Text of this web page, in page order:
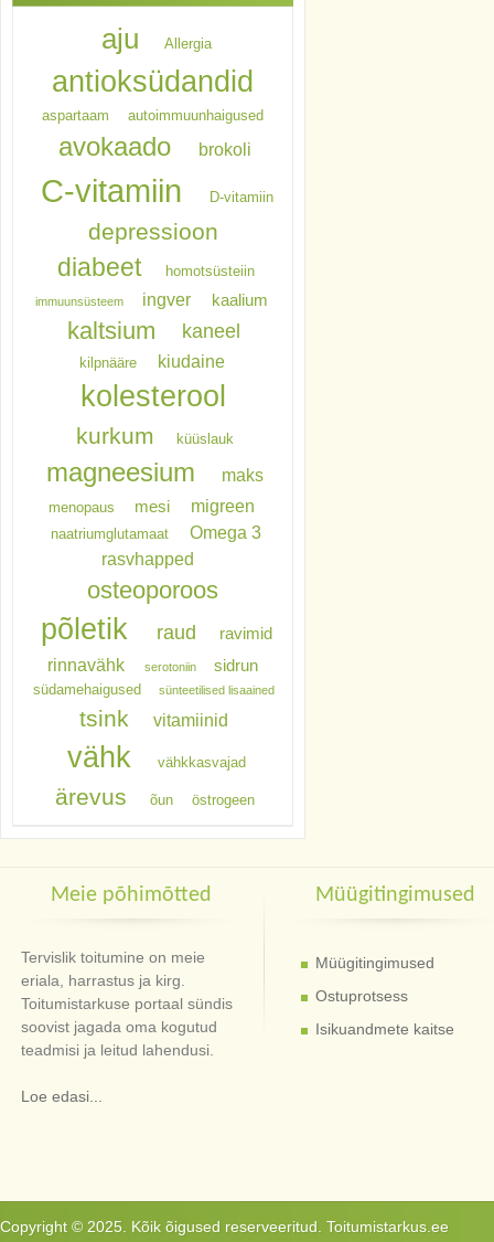
aju Allergia
antioksüdandid
aspartaam autoimmuunhaigused
avokaado brokoli
C-vitamiin D-vitamiin
depressioon
diabeet homotsüsteiin
immuunsüsteem ingver kaalium
kaltsium kaneel
kilpnääre kiudaine
kolesterool
kurkum küüslauk
magneesium maks
menopaus mesi migreen
naatriumglutamaat
Omega 3
rasvhapped
osteoporoos
põletik raud ravimid
rinnavähk serotoniin sidrun
südamehaigused sünteetilised lisaained
tsink vitamiinid
vähk vähkkasvajad
ärevus õun östrogeen
Meie põhimõtted
Tervislik toitumine on meie
eriala, harrastus ja kirg.
Toitumistarkuse portaal sündis
soovist jagada oma kogutud
teadmisi ja leitud lahendusi.
Loe edasi...
Müügitingimused
Müügitingimused
Ostuprotsess
Isikuandmete kaitse
Copyright © 2025. Kõik õigused reserveeritud. Toitumistarkus.ee